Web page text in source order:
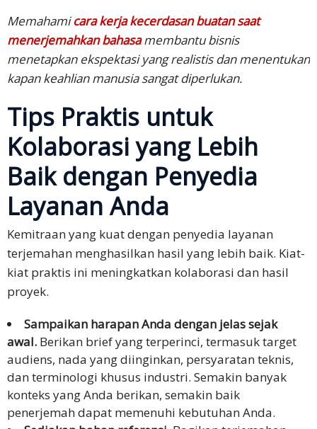
Memahamicara kerja kecerdasan buatan saat
menerjemahkan bahasamembantu bisnis
menetapkan ekspektasi yang realistis dan menentukan
kapan keahlian manusia sangat diperlukan.
Tips Praktis untuk
Kolaborasi yang Lebih
Baik dengan Penyedia
Layanan Anda
Kemitraan yang kuat dengan penyedia layanan
terjemahan menghasilkan hasil yang lebih baik. Kiat-
kiat praktis ini meningkatkan kolaborasi dan hasil
proyek.
Sampaikan harapan Anda dengan jelas sejak
awal. Berikan brief yang terperinci, termasuk target
audiens, nada yang diinginkan, persyaratan teknis,
dan terminologi khusus industri. Semakin banyak
konteks yang Anda berikan, semakin baik
penerjemah dapat memenuhi kebutuhan Anda.